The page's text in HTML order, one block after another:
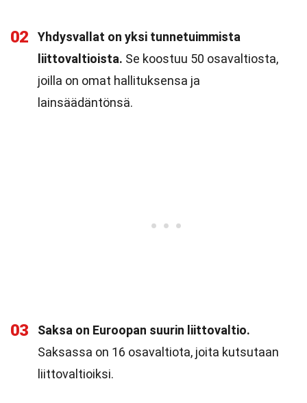
02
Yhdysvallat on yksi tunnetuimmista
liittovaltioista. Se koostuu 50 osavaltiosta,
joilla on omat hallituksensa ja
lainsäädäntönsä.
03
Saksa on Euroopan suurin liittovaltio.
Saksassa on 16 osavaltiota, joita kutsutaan
liittovaltioiksi.